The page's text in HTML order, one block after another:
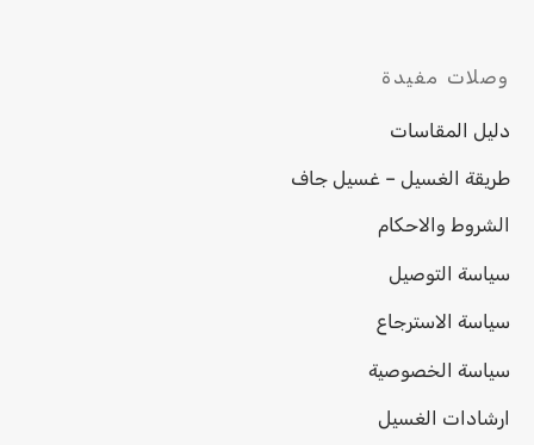
وصلات مفيدة
دليل المقاسات
طريقة الغسيل – غسيل جاف
الشروط والاحكام
سياسة التوصيل
سياسة الاسترجاع
سياسة الخصوصية
ارشادات الغسيل